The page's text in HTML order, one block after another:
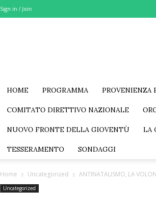
Sign in / Join
HOME PROGRAMMA PROVENIENZA
COMITATO DIRETTIVO NAZIONALE
NUOVO FRONTE DELLA GIOVENTÙ LA
TESSERAMENTO SONDAGGI
Home Uncategorized ANTINATALISMO, LA
Uncategorized